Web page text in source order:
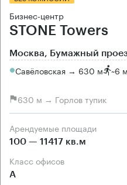
Бизнес-центр
STONE Towers
Москва, Бумажный
Савёловская → 630 м ~6
630 м → Горлов тупик
Арендуемые площади
100 — 11417 кв.м
Класс офисов
А